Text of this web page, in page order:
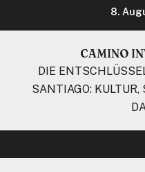
8.
CAMINO
DIE
SANTIAGO: KULTUR,